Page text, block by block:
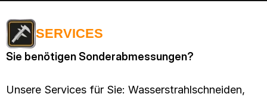
SERVICES
Sie benötigen Sonderabmessungen?
Unsere Services für Sie: Wasserstrahlschneiden,